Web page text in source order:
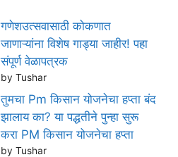
गणेशउत्सवासाठी कोकणात
जाणाऱ्यांना विशेष गाड्या जाहीर! पहा
संपूर्ण वेळापत्रक
by Tushar
तुमचा Pm किसान योजनेचा हप्ता बंद
झालाय का? या पद्धतीने पुन्हा सुरू
करा PM किसान योजनेचा हप्ता
by Tushar